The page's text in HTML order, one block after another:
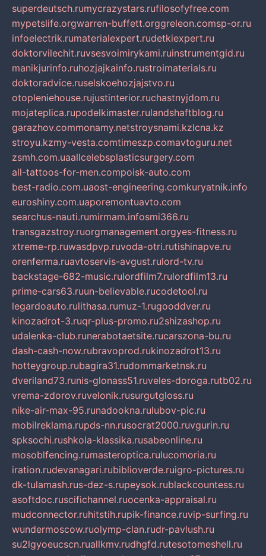
superdeutsch.rumycrazystars.rufilosofyfree.com
mypetslife.orgwarren-buffett.orggreleon.comsp-or.ru
infoelectrik.rumaterialexpert.rudetkiexpert.ru
doktorvilechit.ruvsesvoimirykami.ruinstrumentgid.ru
manikjurinfo.ruhozjajkainfo.rustroimaterials.ru
doktoradvice.ruselskoehozjajstvo.ru
otopleniehouse.rujustinterior.ruchastnyjdom.ru
mojateplica.rupodelkimaster.rulandshaftblog.ru
garazhov.commonamy.netstroysnami.kzlcna.kz
stroyu.kzmy-vesta.comtimeszp.comavtoguru.net
zsmh.com.uaallcelebsplasticsurgery.com
all-tattoos-for-men.compoisk-auto.com
best-radio.com.uaost-engineering.comkuryatnik.info
euroshiny.com.uaporemontuavto.com
searchus-nauti.rumirmam.infosmi366.ru
transgazstroy.ruorgmanagement.orgyes-fitness.ru
xtreme-rp.ruwasdpvp.ruvoda-otri.rutishinapve.ru
orenferma.ruavtoservis-avgust.rulord-tv.ru
backstage-682-music.rulordfilm7.rulordfilm13.ru
prime-cars63.ruun-believable.rucodetool.ru
legardoauto.rulithasa.rumuz-1.rugooddver.ru
kinozadrot-3.ruqr-plus-promo.ru2shizashop.ru
udalenka-club.runerabotaetsite.rucarszona-bu.ru
dash-cash-now.rubravoprod.rukinozadrot13.ru
hotteygroup.rubagira31.rudommarketnsk.ru
dveriland73.runis-glonass51.ruveles-doroga.rutb02.ru
vrema-zdorov.ruvelonik.rusurgutgloss.ru
nike-air-max-95.runadookna.rulubov-pic.ru
mobilreklama.rupds-nn.rusocrat2000.ruvgurin.ru
spksochi.rushkola-klassika.rusabeonline.ru
mosoblfencing.rumasteroptica.rulucomoria.ru
iration.rudevanagari.rubiblioverde.ruigro-pictures.ru
dk-tulamash.rus-dez-s.rupeysok.rublackcountess.ru
asoftdoc.ruscifichannel.ruocenka-appraisal.ru
mudconnector.ruhitstih.rupik-finance.ruvip-surfing.ru
wundermoscow.ruolymp-clan.rudr-pavlush.ru
su2lgyoeucscn.ruallkmv.rudhgfd.rutesotomeshell.ru